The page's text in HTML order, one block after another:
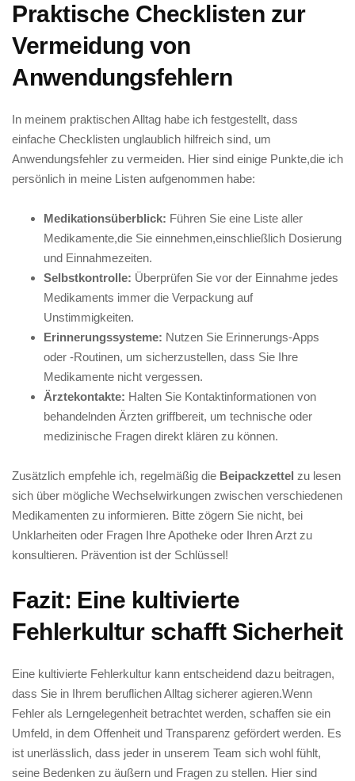
Praktische Checklisten zur
Vermeidung von
Anwendungsfehlern
In‍ meinem praktischen Alltag‍ habe ich ⁣festgestellt, dass
einfache⁢ Checklisten​ unglaublich hilfreich sind, um
Anwendungsfehler ⁤zu vermeiden. Hier sind einige Punkte,die ich
persönlich in meine Listen aufgenommen ⁤habe:
Medikationsüberblick: Führen Sie eine Liste‍ aller⁣
Medikamente,die Sie einnehmen,einschließlich Dosierung
und Einnahmezeiten.
Selbstkontrolle: Überprüfen Sie vor⁣ der‍ Einnahme ​jedes
Medikaments immer die Verpackung auf
Unstimmigkeiten.
Erinnerungssysteme: Nutzen​ Sie Erinnerungs-Apps
oder -Routinen, um sicherzustellen, ‍dass⁣ Sie Ihre
Medikamente nicht vergessen.
Ärztekontakte: Halten Sie ‍Kontaktinformationen von
behandelnden Ärzten⁤ griffbereit, um technische oder
‌medizinische Fragen direkt klären zu‍ können.
Zusätzlich empfehle ⁢ich, regelmäßig die Beipackzettel zu lesen
⁢sich ​über ​mögliche Wechselwirkungen zwischen verschiedenen
Medikamenten ‍zu informieren.‍ Bitte zögern Sie nicht, bei
Unklarheiten ​oder Fragen Ihre Apotheke oder Ihren Arzt zu
konsultieren. Prävention ist der Schlüssel!
Fazit: ⁢Eine kultivierte
Fehlerkultur schafft Sicherheit
Eine kultivierte Fehlerkultur kann entscheidend⁣ dazu beitragen,​
dass Sie in⁢ Ihrem beruflichen Alltag sicherer agieren.Wenn‌
Fehler als Lerngelegenheit betrachtet werden,⁣ schaffen sie ⁤ein
Umfeld, in dem Offenheit und Transparenz gefördert werden. Es
ist unerlässlich, dass jeder in ⁣unserem Team sich wohl fühlt,
seine ⁢Bedenken ‍zu äußern und Fragen‌ zu stellen. Hier sind